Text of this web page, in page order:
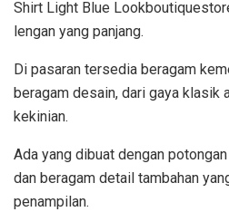
Shirt Light Blue
lengan yang panjang.
Di pasaran tersedia beragam
beragam desain, dari gaya klasik
kekinian.
Ada yang dibuat dengan
dan beragam detail tambahan
penampilan.